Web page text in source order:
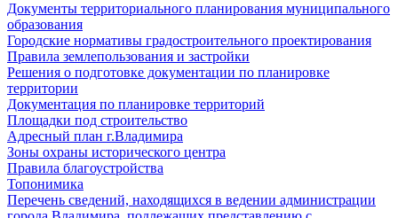
Документы территориального планирования муниципального
образования
Городские нормативы градостроительного проектирования
Правила землепользования и застройки
Решения о подготовке документации по планировке
территории
Документация по планировке территорий
Площадки под строительство
Адресный план г.Владимира
Зоны охраны исторического центра
Правила благоустройства
Топонимика
Перечень сведений, находящихся в ведении администрации